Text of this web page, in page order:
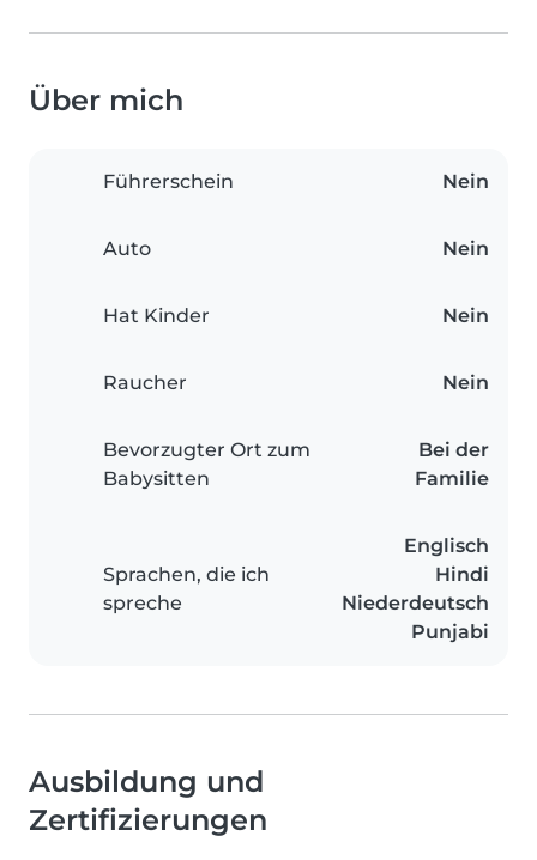
Über mich
Führerschein Nein
Auto Nein
Hat Kinder Nein
Raucher Nein
Bevorzugter Ort zum
Babysitten
Bei der
Familie
Sprachen, die ich
spreche
Englisch
Hindi
Niederdeutsch
Punjabi
Ausbildung und
Zertifizierungen